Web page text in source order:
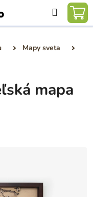
Hľadať
Mapy sveta
mapa